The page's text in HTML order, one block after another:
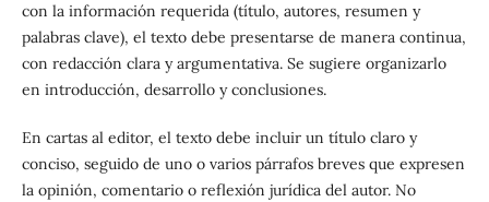
con la información requerida (título, autores, resumen y
palabras clave), el texto debe presentarse de manera continua,
con redacción clara y argumentativa. Se sugiere organizarlo
en introducción, desarrollo y conclusiones.
En cartas al editor, el texto debe incluir un título claro y
conciso, seguido de uno o varios párrafos breves que expresen
la opinión, comentario o reflexión jurídica del autor. No